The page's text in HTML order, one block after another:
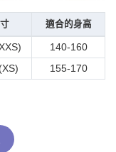
適合的身高
140-160
155-170